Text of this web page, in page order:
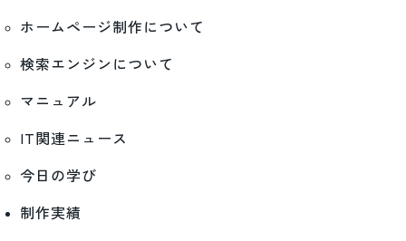
ホームページ制作について
検索エンジンについて
マニュアル
IT関連ニュース
今日の学び
制作実績